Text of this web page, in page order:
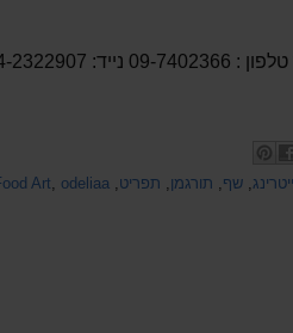
2322907
, שף, תורגמן, תפריט,
Art, odeliaa